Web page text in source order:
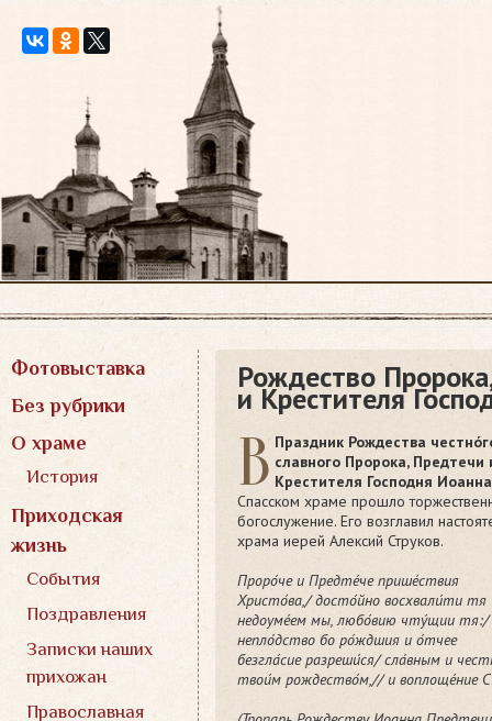
Фотовыставка
Без рубрики
О храме
История
Приходская
жизнь
События
Поздравления
Записки наших
прихожан
Православная
Рождество
и Крестителя
В Праздник Рождества
славного Пророка, Предтечи
Крестителя Господня Иоанна
Спасском храме прошло
богослужение. Его возглавил
храма иерей Алексий Струков.
Проро́че и Предте́че прише́ствия
Христо́ва,/ досто́йно восхвали́ти тя
недоуме́ем мы, любо́вию чту́щии тя:/
непло́дство бо ро́ждшия и о́тчее
безгла́сие разреши́ся/ сла́вным и
твои́м рождество́м,// и воплоще́ние